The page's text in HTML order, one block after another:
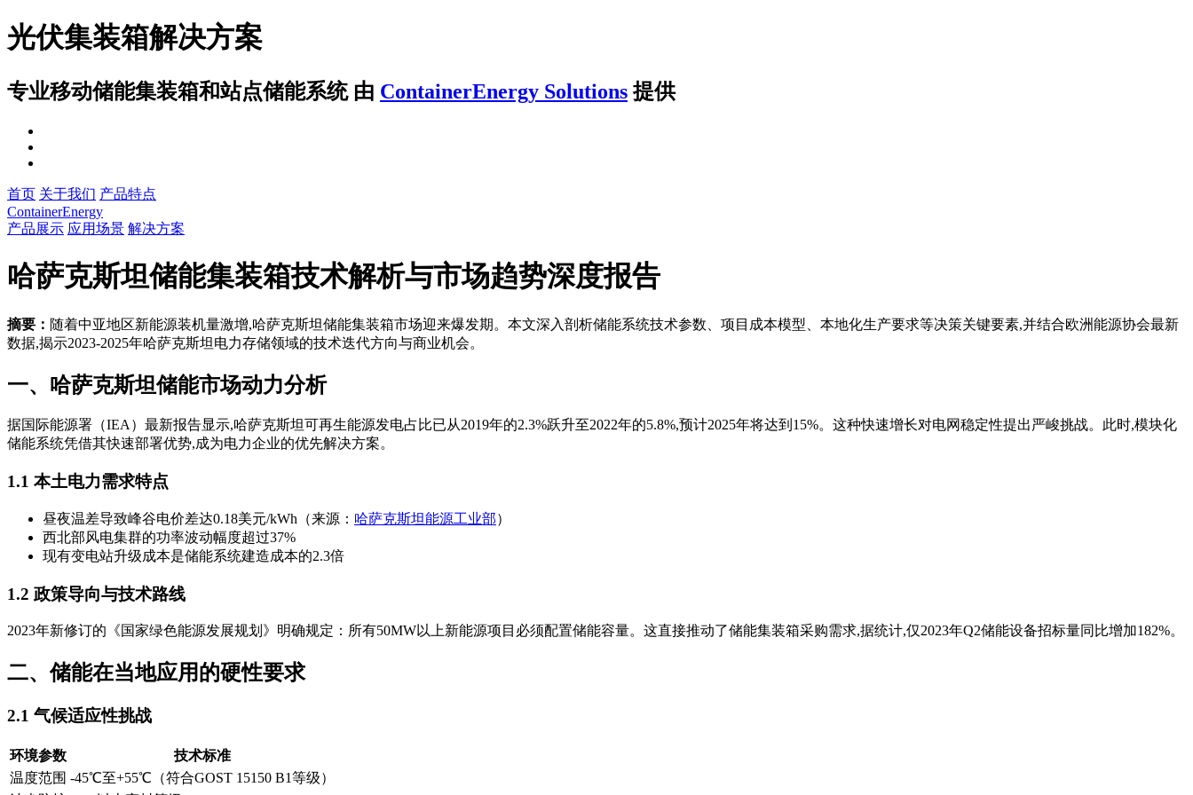
光伏集装箱解决方案
专业移动储能集装箱和站点储能系统 由 ContainerEnergy Solutions 提供
首页 关于我们 产品特点
ContainerEnergy
产品展示 应用场景 解决方案
哈萨克斯坦储能集装箱技术解析与市场趋势深度报告
摘要： 随着中亚地区新能源装机量激增,哈萨克斯坦储能集装箱市场迎来爆发期。本文深入剖析储能系统技术参数、项目成本模型、本地化生产要求等决策关键要素,并结合欧洲能源协会最新
数据,揭示2023-2025年哈萨克斯坦电力存储领域的技术迭代方向与商业机会。
一、哈萨克斯坦储能市场动力分析
据国际能源署（IEA）最新报告显示,哈萨克斯坦可再生能源发电占比已从2019年的2.3%跃升至2022年的5.8%,预计2025年将达到15%。这种快速增长对电网稳定性提出严峻挑战。此时,模块化
储能系统凭借其快速部署优势,成为电力企业的优先解决方案。
1.1 本土电力需求特点
昼夜温差导致峰谷电价差达0.18美元/kWh（来源： 哈萨克斯坦能源工业部）
西北部风电集群的功率波动幅度超过37%
现有变电站升级成本是储能系统建造成本的2.3倍
1.2 政策导向与技术路线
2023年新修订的《国家绿色能源发展规划》明确规定：所有50MW以上新能源项目必须配置储能容量。这直接推动了储能集装箱采购需求,据统计,仅2023年Q2储能设备招标量同比增加182%。
二、储能在当地应用的硬性要求
2.1 气候适应性挑战
环境参数
技术标准
温度范围 -45℃至+55℃（符合GOST 15150 B1等级）